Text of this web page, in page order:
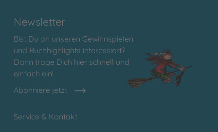
Newsletter
Bist Du an unseren Gewinnspielen
und Buchhighlights interessiert?
Dann trage Dich hier schnell und
einfach ein!
Abonniere jetzt
Service & Kontakt